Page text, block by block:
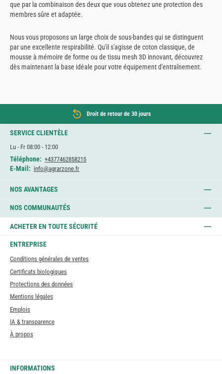
que par la combinaison des deux que vous obtenez une protection des
membres sûre et adaptée.
Nous vous proposons un large choix de sous-bandes qui se distinguent
par une excellente respirabilité. Qu'il s'agisse de coton classique, de
mousse à mémoire de forme ou de tissu mesh 3D innovant, découvrez
dès maintenant la base idéale pour votre équipement d'entraînement.
Droit de retour de 30 jours
SERVICE CLIENTÈLE
Lu - Fr 08:00 - 12:00
Téléphone: +4377462858215
E-Mail: info@agrarzone.fr
NOS AVANTAGES
NOS COMMUNAUTÉS
ACHETER EN TOUTE SÉCURITÉ
ENTREPRISE
Conditions générales de ventes
Certificats biologiques
Protections des données
Mentions légales
Emplois
IA & transparence
À propos
INFORMATIONS